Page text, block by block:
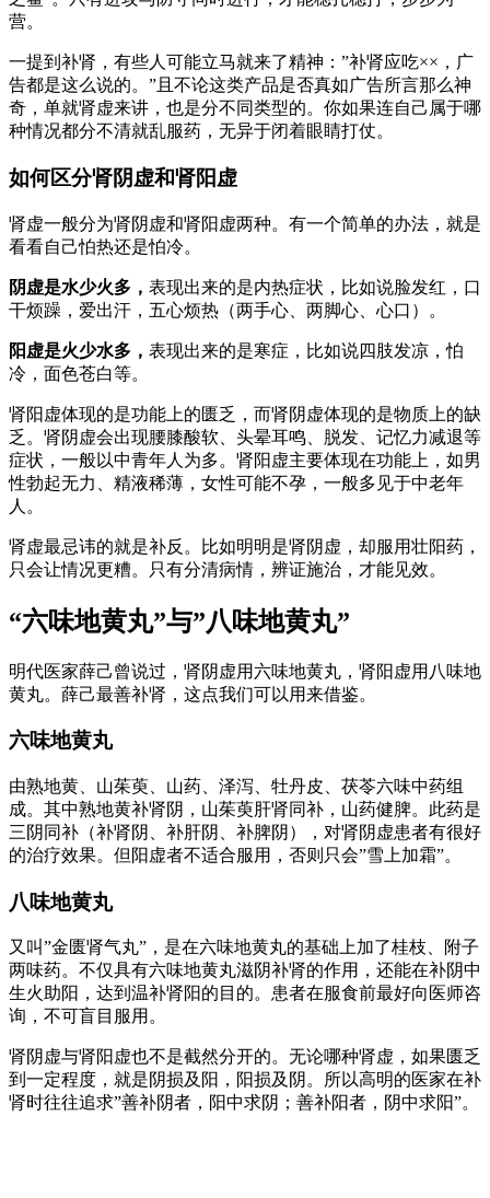
营。
一提到补肾，有些人可能立马就来了精神：”补肾应吃××，广
告都是这么说的。”且不论这类产品是否真如广告所言那么神
奇，单就肾虚来讲，也是分不同类型的。你如果连自己属于哪
种情况都分不清就乱服药，无异于闭着眼睛打仗。
如何区分肾阴虚和肾阳虚
肾虚一般分为肾阴虚和肾阳虚两种。有一个简单的办法，就是
看看自己怕热还是怕冷。
阴虚是水少火多， 表现出来的是内热症状，比如说脸发红，口
干烦躁，爱出汗，五心烦热（两手心、两脚心、心口）。
阳虚是火少水多， 表现出来的是寒症，比如说四肢发凉，怕
冷，面色苍白等。
肾阳虚体现的是功能上的匮乏，而肾阴虚体现的是物质上的缺
乏。肾阴虚会出现腰膝酸软、头晕耳鸣、脱发、记忆力减退等
症状，一般以中青年人为多。肾阳虚主要体现在功能上，如男
性勃起无力、精液稀薄，女性可能不孕，一般多见于中老年
人。
肾虚最忌讳的就是补反。比如明明是肾阴虚，却服用壮阳药，
只会让情况更糟。只有分清病情，辨证施治，才能见效。
“六味地黄丸”与”八味地黄丸”
明代医家薛己曾说过，肾阴虚用六味地黄丸，肾阳虚用八味地
黄丸。薛己最善补肾，这点我们可以用来借鉴。
六味地黄丸
由熟地黄、山茱萸、山药、泽泻、牡丹皮、茯苓六味中药组
成。其中熟地黄补肾阴，山茱萸肝肾同补，山药健脾。此药是
三阴同补（补肾阴、补肝阴、补脾阴），对肾阴虚患者有很好
的治疗效果。但阳虚者不适合服用，否则只会”雪上加霜”。
八味地黄丸
又叫”金匮肾气丸”，是在六味地黄丸的基础上加了桂枝、附子
两味药。不仅具有六味地黄丸滋阴补肾的作用，还能在补阴中
生火助阳，达到温补肾阳的目的。患者在服食前最好向医师咨
询，不可盲目服用。
肾阴虚与肾阳虚也不是截然分开的。无论哪种肾虚，如果匮乏
到一定程度，就是阴损及阳，阳损及阴。所以高明的医家在补
肾时往往追求”善补阴者，阳中求阴；善补阳者，阴中求阳”。